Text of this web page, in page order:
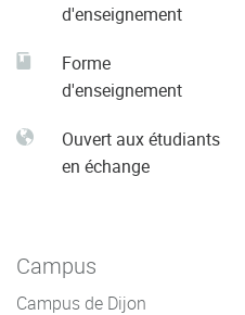
d'enseignement
Forme
d'enseignement
Ouvert aux étudiants
en échange
Campus
Campus de Dijon